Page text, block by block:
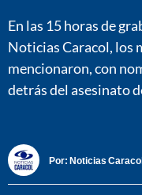
En las 15 horas de
Noticias Caracol, los
mencionaron, con
detrás del asesinato
Por: Noticias